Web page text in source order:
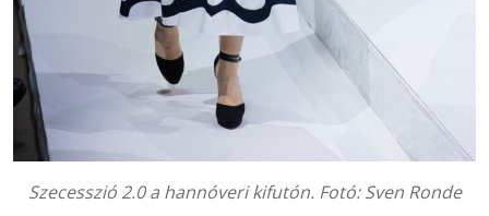
Szecesszió 2.0 a hannóveri kifutón. Fotó: Sven Ronde